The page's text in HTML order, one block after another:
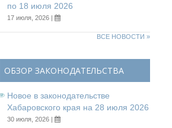
по 18 июля 2026
17 июля, 2026 |
ВСЕ НОВОСТИ »
ОБЗОР ЗАКОНОДАТЕЛЬСТВА
Новое в законодательстве
Хабаровского края на 28 июля 2026
30 июля, 2026 |